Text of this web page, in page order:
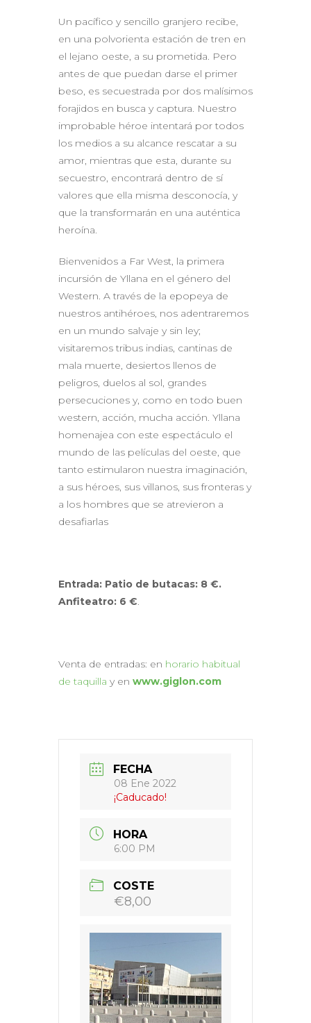
Un pacífico y sencillo granjero recibe,
en una polvorienta estación de tren en
el lejano oeste, a su prometida. Pero
antes de que puedan darse el primer
beso, es secuestrada por dos malísimos
forajidos en busca y captura. Nuestro
improbable héroe intentará por todos
los medios a su alcance rescatar a su
amor, mientras que esta, durante su
secuestro, encontrará dentro de sí
valores que ella misma desconocía, y
que la transformarán en una auténtica
heroína.
Bienvenidos a Far West, la primera
incursión de Yllana en el género del
Western. A través de la epopeya de
nuestros antihéroes, nos adentraremos
en un mundo salvaje y sin ley;
visitaremos tribus indias, cantinas de
mala muerte, desiertos llenos de
peligros, duelos al sol, grandes
persecuciones y, como en todo buen
western, acción, mucha acción. Yllana
homenajea con este espectáculo el
mundo de las películas del oeste, que
tanto estimularon nuestra imaginación,
a sus héroes, sus villanos, sus fronteras y
a los hombres que se atrevieron a
desafiarlas
Entrada: Patio de butacas: 8 €.
Anfiteatro: 6 €.
Venta de entradas: en horario habitual
de taquilla y en www.giglon.com
FECHA
08 Ene 2022
¡Caducado!
HORA
6:00 PM
COSTE
€8,00